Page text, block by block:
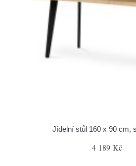
Jídelní stůl 160 x 90 cm,
4 189 Kč